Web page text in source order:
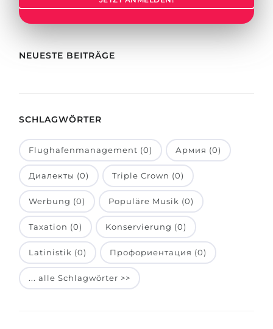
Berufe
Holland-Test
Interessenkarte-Test
RIASEC-Test
Erfolgzu
100%
BEWERBEN FÜR FACHRICHTUNG …
BEWERBEN AUS …
Russland
Ukraine
Kasachstan
Aserbaidschan
Armenien
Belarus
NEUESTE BEITRÄGE
SCHLAGWÖRTER
Flughafenmanagement (0) Армия (0)
Диалекты (0) Triple Crown (0)
Werbung (0) Populäre Musik (0)
Taxation (0) Konservierung (0)
Latinistik (0) Профориентация (0)
... alle Schlagwörter >>